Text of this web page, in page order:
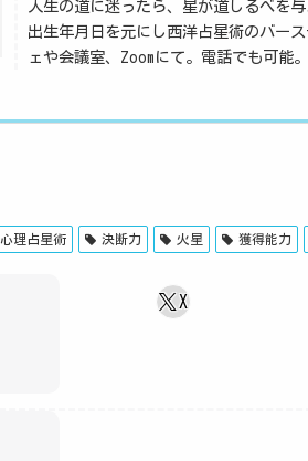
人生の道に迷ったら、星が道しるべを
出生年月日を元にし西洋占星術のバー
ェや会議室、Zoomにて。電話でも可
心理占星術 決断力 火星 獲得能力
X